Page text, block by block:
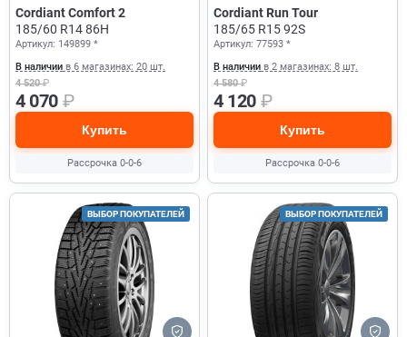
Cordiant Comfort 2
185/60 R14 86H
Артикул: 149899 *
В наличии в 6 магазинах: 20 шт.
4 520₽
4 070 ₽
Купить
Рассрочка 0-0-6
Cordiant Run Tour
185/65 R15 92S
Артикул: 77593 *
В наличии в 2 магазинах: 8 шт.
4 580₽
4 120 ₽
Купить
Рассрочка 0-0-6
ВЫБОР ПОКУПАТЕЛЕЙ ВЫБОР ПОКУПАТЕЛЕЙ